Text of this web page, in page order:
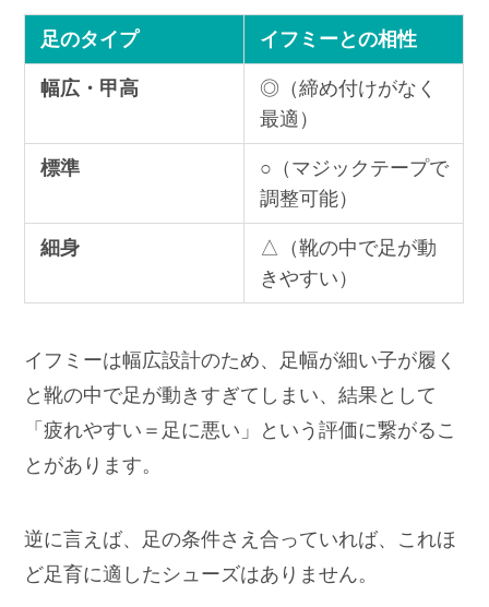
足のタイプ イフミーとの相性
幅広・甲高
◎（締め付けがなく
最適）
標準
○（マジックテープで
調整可能）
細身
△（靴の中で足が動
きやすい）
イフミーは幅広設計のため、足幅が細い子が履く
と靴の中で足が動きすぎてしまい、結果として
「疲れやすい＝足に悪い」という評価に繋がるこ
とがあります。
逆に言えば、足の条件さえ合っていれば、これほ
ど足育に適したシューズはありません。